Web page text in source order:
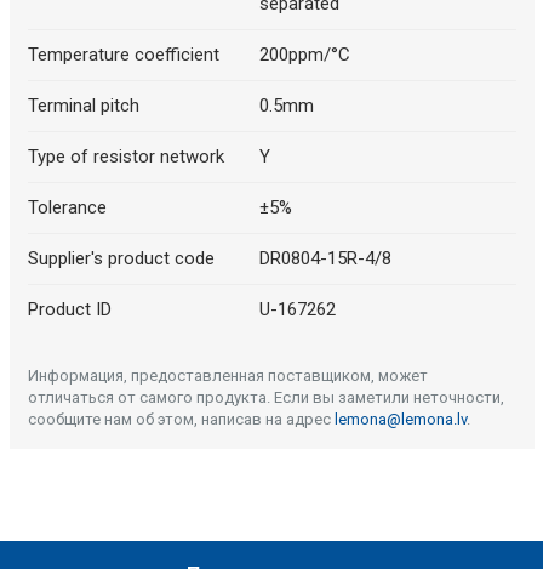
Temperature coefficient 200ppm/°C
Terminal pitch 0.5mm
Type of resistor network Y
Tolerance ±5%
Supplier's product code DR0804-15R-4/8
Product ID U-167262
Информация, предоставленная поставщиком, может
отличаться от самого продукта. Если вы заметили неточности,
сообщите нам об этом, написав на адрес lemona@lemona.lv.